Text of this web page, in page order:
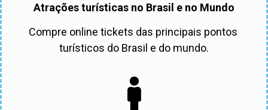
Atrações turísticas no Brasil e no Mundo
Compre online tickets das principais pontos
turísticos do Brasil e do mundo.